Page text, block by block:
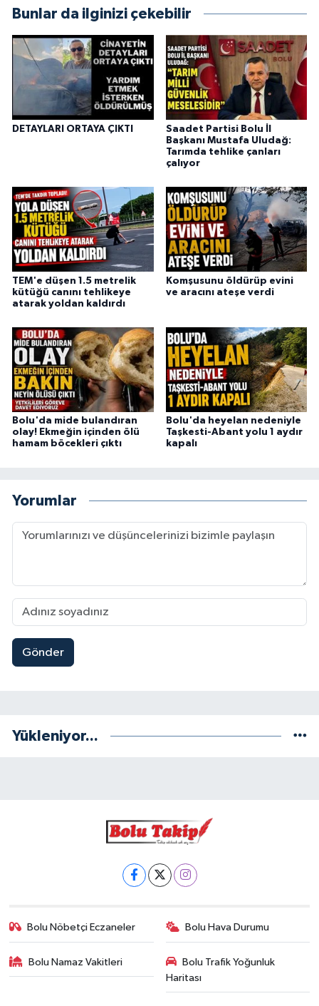
Bunlar da ilginizi çekebilir
DETAYLARI ORTAYA ÇIKTI
Saadet Partisi Bolu İl
Başkanı Mustafa Uludağ:
Tarımda tehlike çanları
çalıyor
TEM'e düşen 1.5 metrelik
kütüğü canını tehlikeye
atarak yoldan kaldırdı
Komşusunu öldürüp evini
ve aracını ateşe verdi
Bolu'da mide bulandıran
olay! Ekmeğin içinden ölü
hamam böcekleri çıktı
Bolu'da heyelan nedeniyle
Taşkesti-Abant yolu 1 aydır
kapalı
Yorumlar
Gönder
Yükleniyor...
Bolu Nöbetçi Eczaneler Bolu Hava Durumu
Bolu Namaz Vakitleri
Bolu Trafik Yoğunluk
Haritası